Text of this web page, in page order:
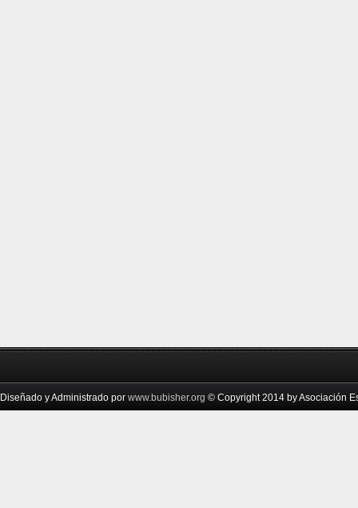
Diseñado y Administrado por www.bubisher.org © Copyright 2014 by Asociación